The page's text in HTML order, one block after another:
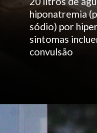
hiponatremia
sódio) por
sintomas
convulsão